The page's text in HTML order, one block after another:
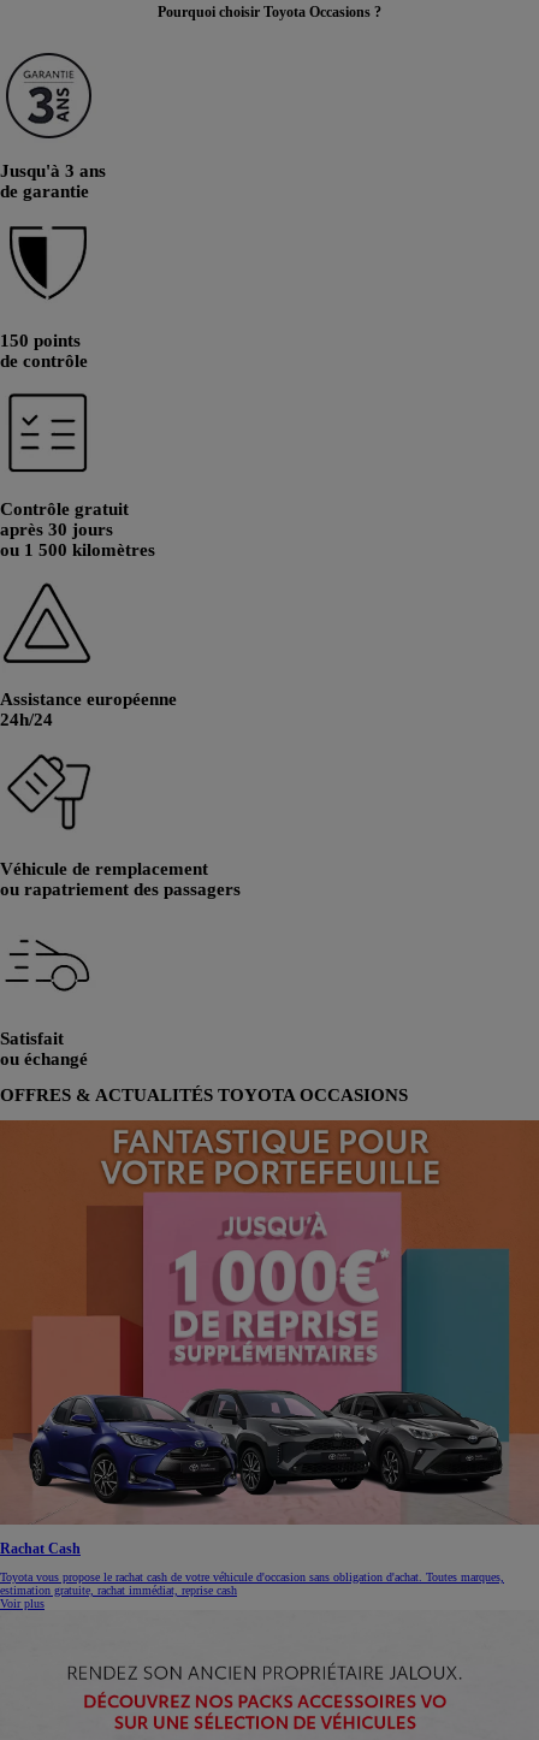
Pourquoi choisir Toyota Occasions ?
Jusqu'à 3 ans
de garantie
150 points
de contrôle
Contrôle gratuit
après 30 jours
ou 1 500 kilomètres
Assistance européenne
24h/24
Véhicule de remplacement
ou rapatriement des passagers
Satisfait
ou échangé
OFFRES & ACTUALITÉS TOYOTA OCCASIONS
Rachat Cash
Toyota vous propose le rachat cash de votre véhicule d'occasion sans obligation d'achat. Toutes marques,
estimation gratuite, rachat immédiat, reprise cash
Voir plus